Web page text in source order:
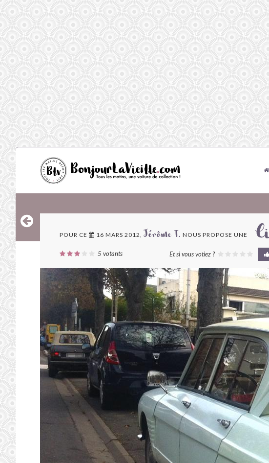
POUR CE 16 MARS 2012, Jérôme T. NOUS PROPOSE UNE
5 votants Et si vous votiez ?